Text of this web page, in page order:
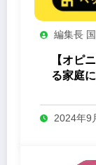
編集長
【オピ
る家庭
2024年9